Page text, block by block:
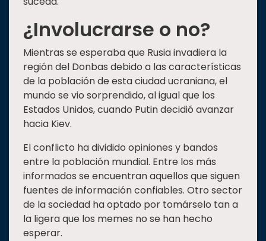
¿Involucrarse o no?
Mientras se esperaba que Rusia invadiera la
región del Donbas debido a las características
de la población de esta ciudad ucraniana, el
mundo se vio sorprendido, al igual que los
Estados Unidos, cuando Putin decidió avanzar
hacia Kiev.
El conflicto ha dividido opiniones y bandos
entre la población mundial. Entre los más
informados se encuentran aquellos que siguen
fuentes de información confiables. Otro sector
de la sociedad ha optado por tomárselo tan a
la ligera que los memes no se han hecho
esperar.